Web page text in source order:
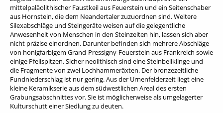
mittelpaläolithischer Faustkeil aus Feuerstein und ein Seitenschaber
aus Hornstein, die dem Neandertaler zuzuordnen sind. Weitere
Silexabschläge und Steingeräte weisen auf die gelegentliche
Anwesenheit von Menschen in den Steinzeiten hin, lassen sich aber
nicht präzise einordnen. Darunter befinden sich mehrere Abschläge
von honigfarbigem Grand-Pressigny-Feuerstein aus Frankreich sowie
einige Pfeilspitzen. Sicher neolithisch sind eine Steinbeilklinge und
die Fragmente von zwei Lochhammeräxten. Der bronzezeitliche
Fundniederschlag ist nur gering. Aus der Urnenfelderzeit liegt eine
kleine Keramikserie aus dem südwestlichen Areal des ersten
Grabungsabschnittes vor. Sie ist möglicherweise als umgelagerter
Kulturschutt einer Siedlung zu deuten.